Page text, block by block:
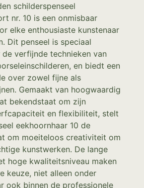
schilderspenseel
nr. 10 is een onmisbaar
elke enthousiaste kunstenaar
Dit penseel is speciaal
verfijnde technieken van
en biedt een
over zowel fijne als
Gemaakt van hoogwaardig
bekendstaat om zijn
en flexibiliteit, stelt
eekhoornhaar 10 de
om moeiteloos creativiteit om
kunstwerken. De lange
hoge kwaliteitsniveau maken
keuze, niet alleen onder
ook binnen de professionele